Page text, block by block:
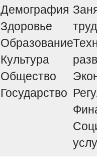
Демография
Здоровье
Образование
Культура
Общество
Государство
труд